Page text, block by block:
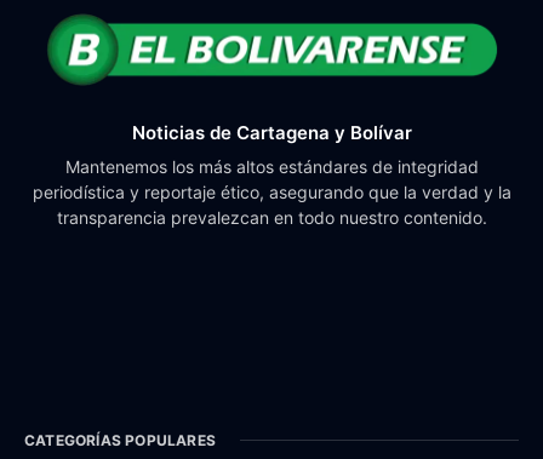
Noticias de Cartagena y Bolívar
Mantenemos los más altos estándares de integridad
periodística y reportaje ético, asegurando que la verdad y la
transparencia prevalezcan en todo nuestro contenido.
CATEGORÍAS POPULARES